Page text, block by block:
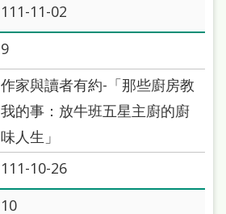
111-11-02
9
作家與讀者有約-「那些廚房教
我的事：放牛班五星主廚的廚
味人生」
111-10-26
10